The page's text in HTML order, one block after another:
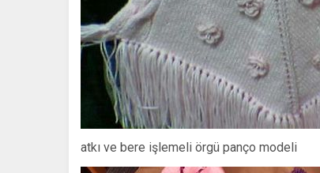
atkı ve bere işlemeli örgü panço modeli